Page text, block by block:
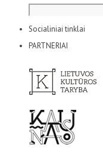
Socialiniai tinklai
PARTNERIAI